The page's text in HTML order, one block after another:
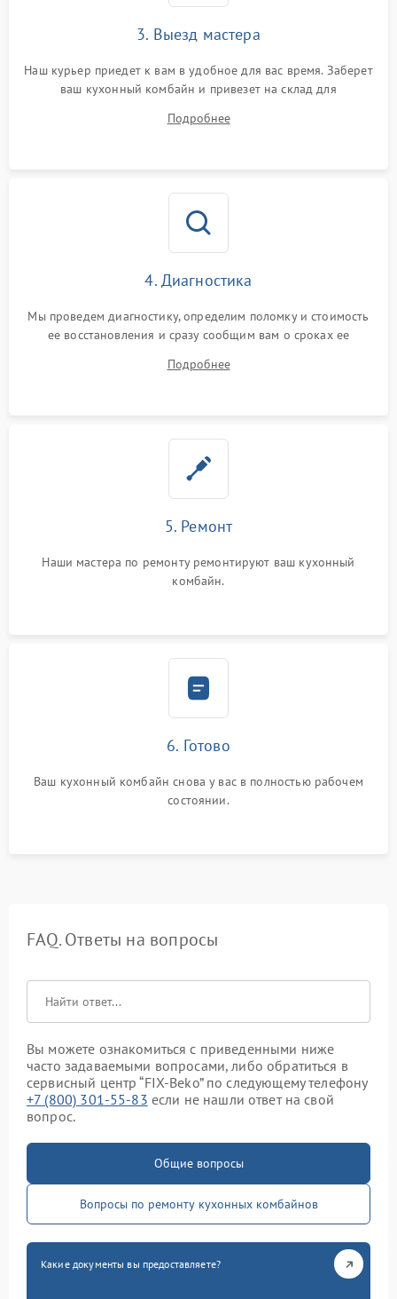
3. Выезд мастера
Наш курьер приедет к вам в удобное для вас время. Заберет
ваш кухонный комбайн и привезет на склад для
Подробнее
4. Диагностика
Мы проведем диагностику, определим поломку и стоимость
ее восстановления и сразу сообщим вам о сроках ее
Подробнее
5. Ремонт
Наши мастера по ремонту ремонтируют ваш кухонный
комбайн.
6. Готово
Ваш кухонный комбайн снова у вас в полностью рабочем
состоянии.
FAQ. Ответы на вопросы
Вы можете ознакомиться с приведенными ниже
часто задаваемыми вопросами, либо обратиться в
сервисный центр “FIX-Beko” по следующему телефону
+7 (800) 301-55-83 если не нашли ответ на свой
вопрос.
Общие вопросы
Вопросы по ремонту кухонных комбайнов
Какие документы вы предоставляете?